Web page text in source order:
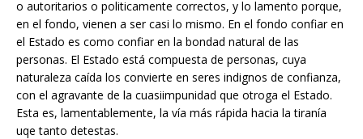
o autoritarios o politicamente correctos, y lo lamento porque,
en el fondo, vienen a ser casi lo mismo. En el fondo confiar en
el Estado es como confiar en la bondad natural de las
personas. El Estado está compuesta de personas, cuya
naturaleza caída los convierte en seres indignos de confianza,
con el agravante de la cuasiimpunidad que otroga el Estado.
Esta es, lamentablemente, la vía más rápida hacia la tiranía
uqe tanto detestas.